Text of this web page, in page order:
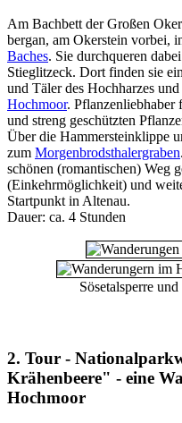
Am Bachbett der Großen
bergan, am Okerstein vorbei,
Baches. Sie durchqueren
Stieglitzeck. Dort finden sie
und Täler des Hochharzes
Hochmoor. Pflanzenliebhaber
und streng geschützten
Über die Hammersteinklippe
zum Morgenbrodsthalergraben
schönen (romantischen) Weg
(Einkehrmöglichkeit) und
Startpunkt in Altenau.
Dauer: ca. 4 Stunden
Sösetalsperre
2. Tour -
Krähenbeere" - eine
Hochmoor